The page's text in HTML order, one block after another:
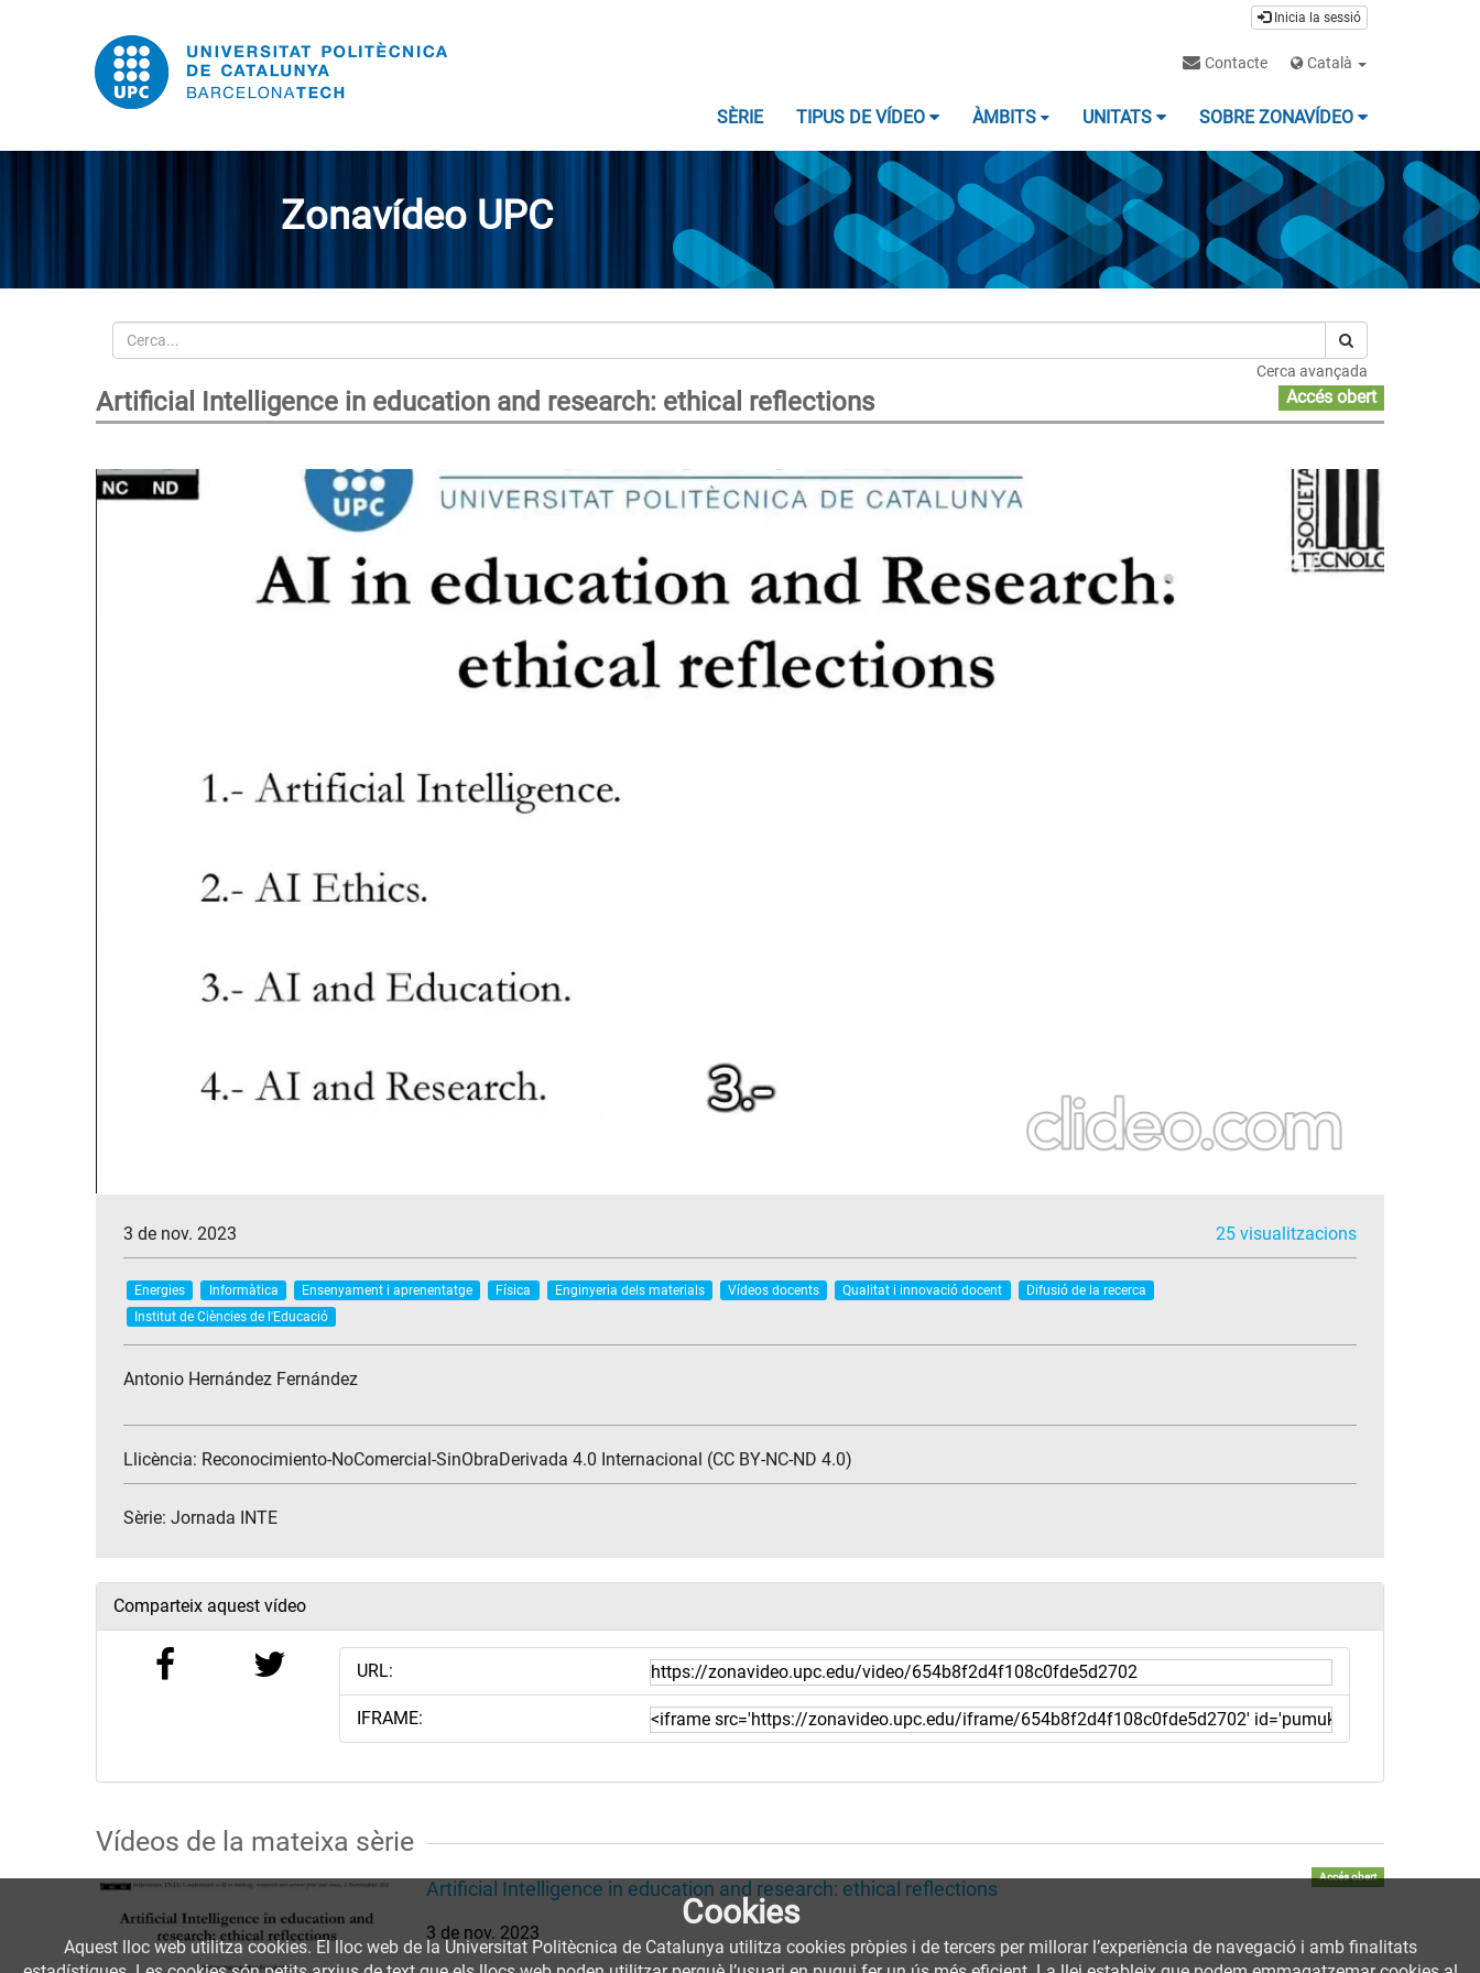
Inicia la sessió
Contacte Català
SÈRIE TIPUS DE VÍDEO ÀMBITS UNITATS SOBRE ZONAVÍDEO
Zonavídeo UPC
Cerca
Cerca avançada
Artificial Intelligence in education and research: ethical reflections Accés obert
3 de nov. 2023 25 visualitzacions
Energies Informàtica Ensenyament i aprenentatge Física Enginyeria dels materials Vídeos docents Qualitat i innovació docent
Difusió de la recerca
Institut de Ciències de l'Educació
Antonio Hernández Fernández
Llicència: Reconocimiento-NoComercial-SinObraDerivada 4.0 Internacional (CC BY-NC-ND 4.0)
Sèrie: Jornada INTE
Comparteix aquest vídeo
URL:
IFRAME:
Vídeos de la mateixa sèrie
Artificial Intelligence in education and research: ethical reflections
Accés obert
3 de nov. 2023
Cookies
Aquest lloc web utilitza cookies. El lloc web de la Universitat Politècnica de Catalunya utilitza cookies pròpies i de tercers per millorar l’experiència de navegació i amb finalitats